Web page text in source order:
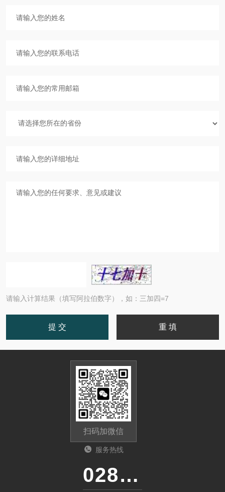
请输入计算结果（填写阿拉伯数字），如：三加四=7
扫码加微信
服务热线
028-87741718